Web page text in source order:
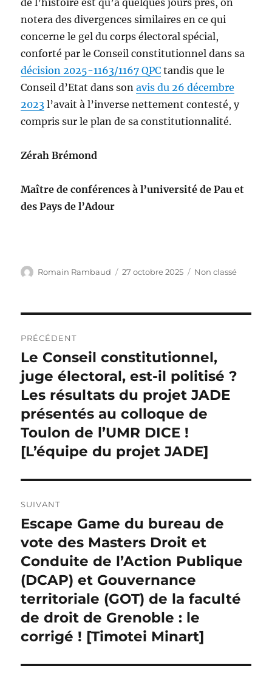
de l’histoire est qu’à quelques jours près, on
notera des divergences similaires en ce qui
concerne le gel du corps électoral spécial,
conforté par le Conseil constitutionnel dans sa
décision 2025-1163/1167 QPC tandis que le
Conseil d’Etat dans sonavis du 26 décembre
2023 l’avait à l’inverse nettement contesté, y
compris sur le plan de sa constitutionnalité.
Zérah Brémond
Maître de conférences à l’université de Pau et
des Pays de l’Adour
Auteur
Romain Rambaud
Publié
27 octobre 2025 Catégories
Non classé
de
l’article
PRÉCÉDENT
Publication
précédente :
Le Conseil constitutionnel,
juge électoral, est-il politisé ?
Les résultats du projet JADE
présentés au colloque de
Toulon de l’UMR DICE !
[L’équipe du projet JADE]
SUIVANT
Publication
suivante :
Escape Game du bureau de
vote des Masters Droit et
Conduite de l’Action Publique
(DCAP) et Gouvernance
territoriale (GOT) de la faculté
de droit de Grenoble : le
corrigé ! [Timotei Minart]